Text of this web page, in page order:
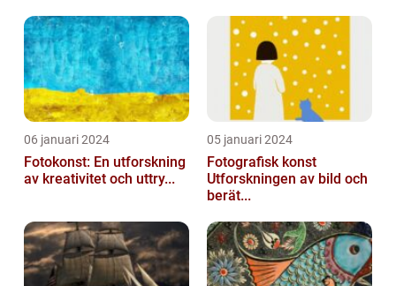
06 januari 2024
Fotokonst: En utforskning
av kreativitet och uttry...
05 januari 2024
Fotografisk konst
Utforskningen av bild och
berät...